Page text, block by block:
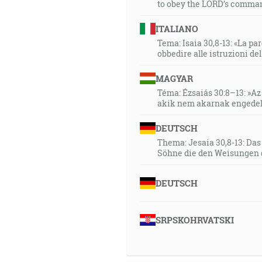
33:11
A zase riekol Hospodin
bezúhonného muža,
rúk si požehnal, a jeho
nebude zlorečiť do tvári! [Jb
34:06
Ale ja viem, že môj vykupiteľ
… ktorý tam, kde nebolo
[Rm 4:18]
37:31
to obey the LORD’s
ITALIANO
Tema: Isaia 30,8-13: «La
obbedire alle istruzioni del
MAGYAR
Téma: Ézsaiás 30:8–13:
akik nem akarnak
DEUTSCH
Thema: Jesaia 30,8-13:
Söhne die den
DEUTSCH
SRPSKOHRVATSKI